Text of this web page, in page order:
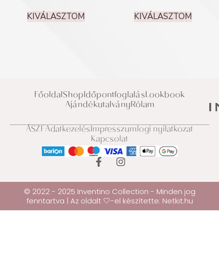
KIVÁLASZTOM KIVÁLASZTOM
FőoldalShopIdőpontfoglalásLookbook
AjándékutalványRólam
ÁSZFAdatkezelésImpresszumJogi nyilatkozat
Kapcsolat
© 2022 - 2025 Inventino Collection - Minden jog
fenntartva | Az oldalt 🤍-el készítette: Netkit.hu